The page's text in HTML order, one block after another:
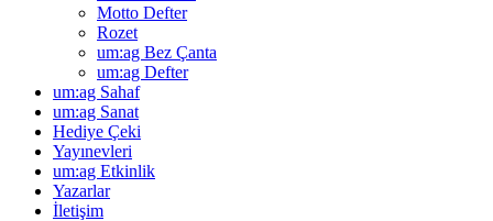
Motto Defter
Rozet
um:ag Bez Çanta
um:ag Defter
um:ag Sahaf
um:ag Sanat
Hediye Çeki
Yayınevleri
um:ag Etkinlik
Yazarlar
İletişim